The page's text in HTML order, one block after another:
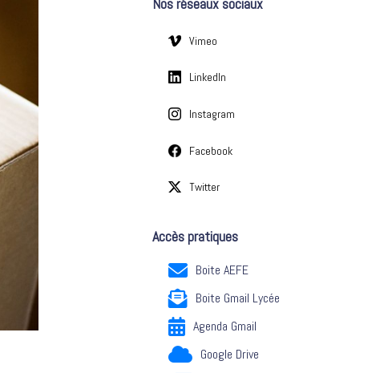
e
Vimeo
LinkedIn
Instagram
Facebook
Twitter
Accès pratiques
Boite AEFE
Boite Gmail Lycée
Agenda Gmail
Google Drive